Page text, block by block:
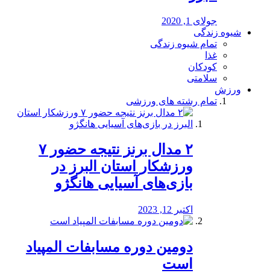
جولای 1, 2020
شیوه زندگی
تمام شیوه زندگی
غذا
کودکان
سلامتی
ورزش
تمام رشته های ورزشی
۲ مدال برنز نتیجه حضور ۷
ورزشکار استان البرز در
بازی‌های آسیایی هانگژو
اکتبر 12, 2023
دومین دوره مسابفات المپیاد
است